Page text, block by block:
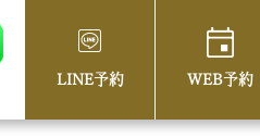
LINE予約 WEB予約